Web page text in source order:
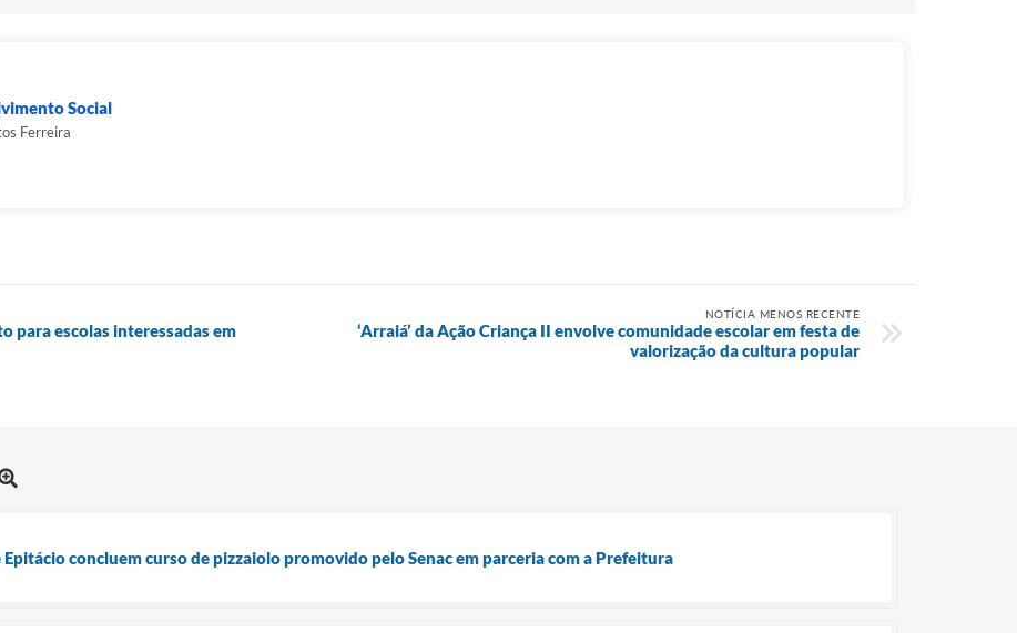
Social
Ferreira
para escolas interessadas em
NOTÍCIA MENOS RECENTE
‘Arraiá’ da Ação Criança II envolve comunidade escolar em festa de
valorização da cultura popular
concluem curso de pizzaiolo promovido pelo Senac em parceria com a Prefeitura